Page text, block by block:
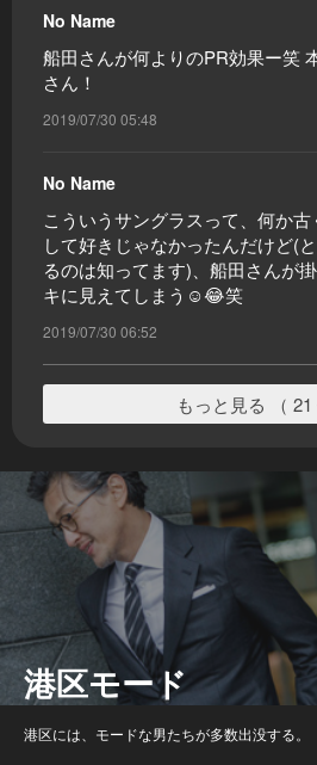
No Name
船田さんが何よりのPR効果ー笑
さん！
2019/07/30 05:48
No Name
こういうサングラスって、何か
して好きじゃなかったんだけど(
るのは知ってます)、船田さんが
キに見えてしまう☺️😂笑
2019/07/30 06:52
もっと見る （ 21
港区モード
港区には、モードな男たちが多数出没する。